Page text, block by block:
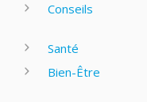
Conseils
Santé
Bien-Être